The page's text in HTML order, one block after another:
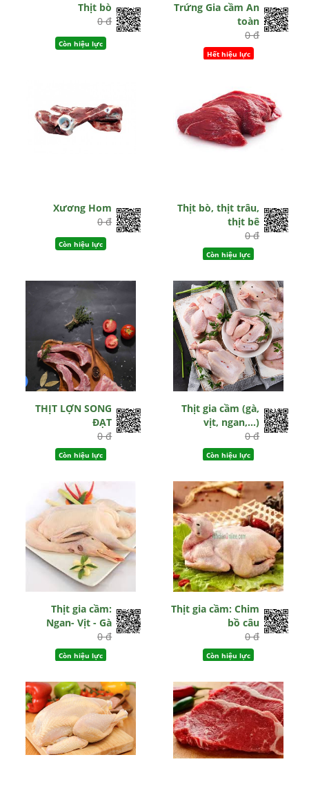
Thịt bò
0 đ
Còn hiệu lực
Trứng Gia cầm An
toàn
0 đ
Hết hiệu lực
Xương Hom
0 đ
Còn hiệu lực
Thịt bò, thịt trâu,
thịt bê
0 đ
Còn hiệu lực
THỊT LỢN SONG
ĐẠT
0 đ
Còn hiệu lực
Thịt gia cầm (gà,
vịt, ngan,...)
0 đ
Còn hiệu lực
Thịt gia cầm:
Ngan- Vịt - Gà
0 đ
Còn hiệu lực
Thịt gia cầm: Chim
bồ câu
0 đ
Còn hiệu lực